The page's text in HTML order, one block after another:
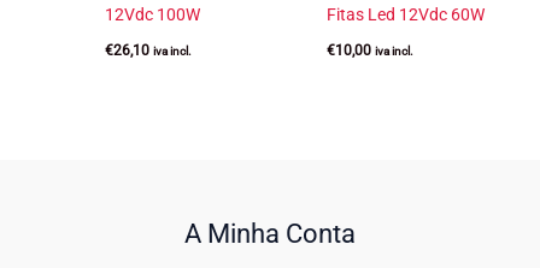
12Vdc 100W
€26,10 iva incl.
Fitas Led 12Vdc 60W
€10,00 iva incl.
A Minha Conta